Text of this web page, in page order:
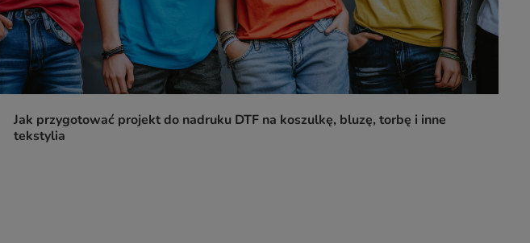
Jak przygotować projekt do nadruku DTF na koszulkę, bluzę, torbę i inne
tekstylia